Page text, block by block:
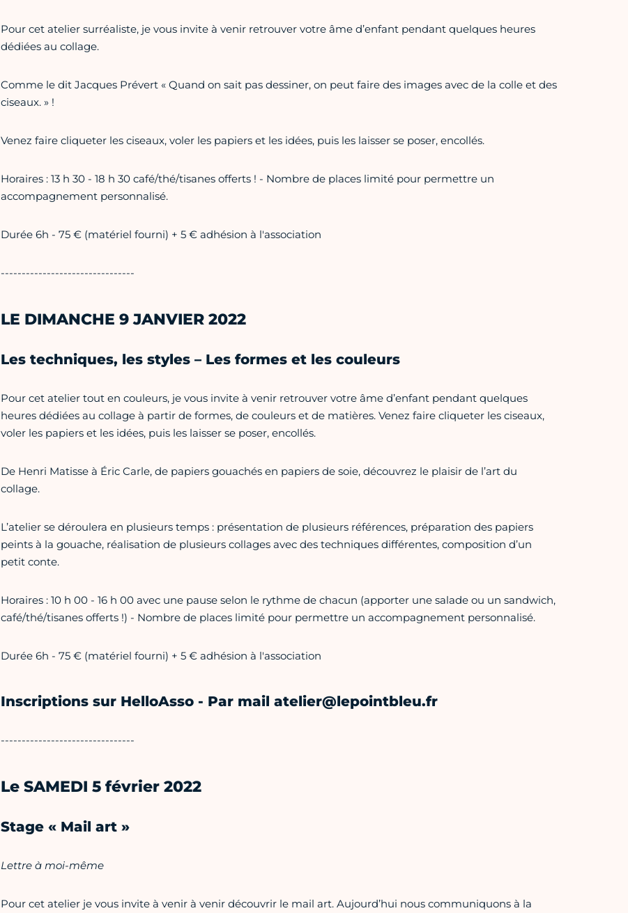
Pour cet atelier surréaliste, je vous invite à venir retrouver votre âme d’enfant pendant quelques heures
dédiées au collage.
Comme le dit Jacques Prévert « Quand on sait pas dessiner, on peut faire des images avec de la colle et des
ciseaux. » !
Venez faire cliqueter les ciseaux, voler les papiers et les idées, puis les laisser se poser, encollés.
Horaires : 13 h 30 - 18 h 30 café/thé/tisanes offerts ! - Nombre de places limité pour permettre un
accompagnement personnalisé.
Durée 6h - 75 € (matériel fourni) + 5 € adhésion à l'association
--------------------------------
LE DIMANCHE 9 JANVIER 2022
Les techniques, les styles – Les formes et les couleurs
Pour cet atelier tout en couleurs, je vous invite à venir retrouver votre âme d’enfant pendant quelques
heures dédiées au collage à partir de formes, de couleurs et de matières. Venez faire cliqueter les ciseaux,
voler les papiers et les idées, puis les laisser se poser, encollés.
De Henri Matisse à Éric Carle, de papiers gouachés en papiers de soie, découvrez le plaisir de l’art du
collage.
L’atelier se déroulera en plusieurs temps : présentation de plusieurs références, préparation des papiers
peints à la gouache, réalisation de plusieurs collages avec des techniques différentes, composition d’un
petit conte.
Horaires : 10 h 00 - 16 h 00 avec une pause selon le rythme de chacun (apporter une salade ou un sandwich,
café/thé/tisanes offerts !) - Nombre de places limité pour permettre un accompagnement personnalisé.
Durée 6h - 75 € (matériel fourni) + 5 € adhésion à l'association
Inscriptions sur HelloAsso - Par mail atelier@lepointbleu.fr
--------------------------------
Le SAMEDI 5 février 2022
Stage « Mail art »
Lettre à moi-même
Pour cet atelier je vous invite à venir à venir découvrir le mail art. Aujourd’hui nous communiquons à la